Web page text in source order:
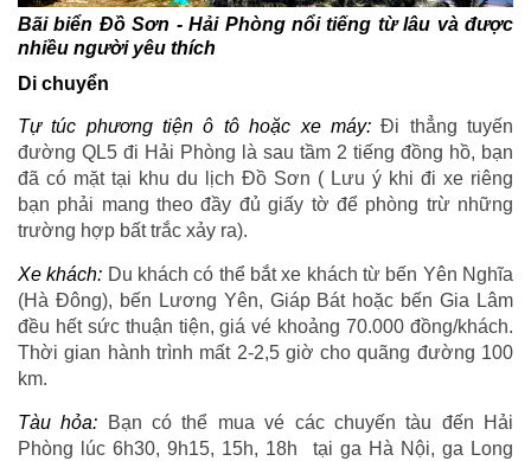
Bãi biển Đồ Sơn - Hải Phòng nổi tiếng từ lâu và được
nhiều người yêu thích
Di chuyển
Tự túc phương tiện ô tô hoặc xe máy:Đi thẳng tuyến
đường QL5 đi Hải Phòng là sau tầm 2 tiếng đồng hồ, bạn
đã có mặt tại khu du lịch Đồ Sơn ( Lưu ý khi đi xe riêng
bạn phải mang theo đầy đủ giấy tờ để phòng trừ những
trường hợp bất trắc xảy ra).
Xe khách: Du khách có thể bắt xe khách từ bến Yên Nghĩa
(Hà Đông), bến Lương Yên, Giáp Bát hoặc bến Gia Lâm
đều hết sức thuận tiện, giá vé khoảng 70.000 đồng/khách.
Thời gian hành trình mất 2-2,5 giờ cho quãng đường 100
km.
Tàu hỏa: Bạn có thể mua vé các chuyến tàu đến Hải
Phòng lúc 6h30, 9h15, 15h, 18h tại ga Hà Nội, ga Long